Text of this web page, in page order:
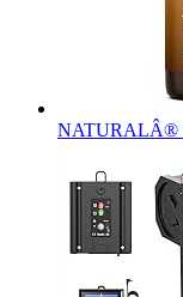
NATURALÂ®